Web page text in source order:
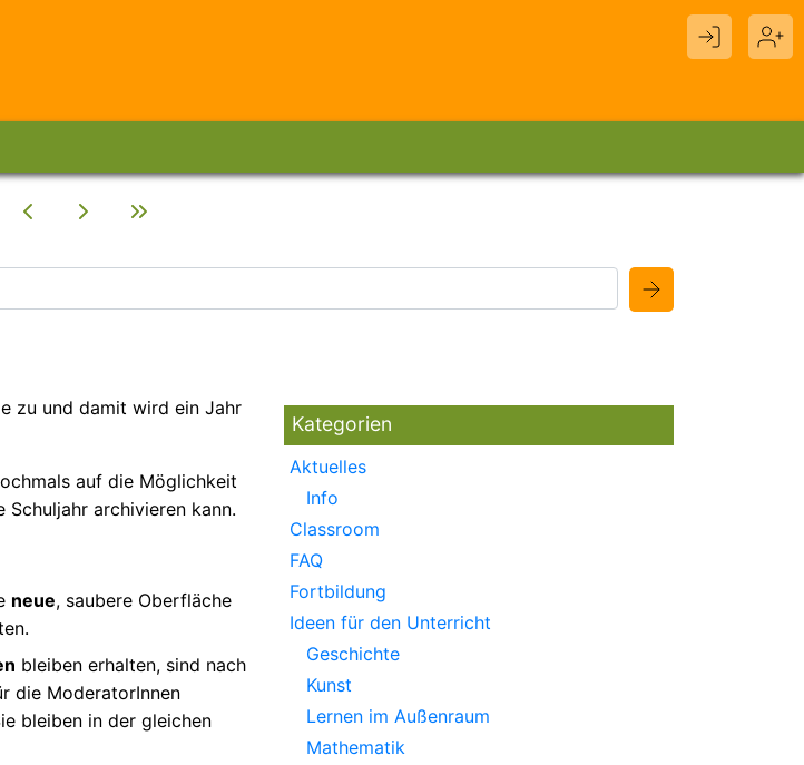
zu und damit wird ein Jahr
auf die Möglichkeit
Schuljahr archivieren kann.
neue, saubere Oberfläche
bleiben erhalten, sind nach
die ModeratorInnen
bleiben in der gleichen
Kategorien
Aktuelles
Info
Classroom
FAQ
Fortbildung
Ideen für den Unterricht
Geschichte
Kunst
Lernen im Außenraum
Mathematik